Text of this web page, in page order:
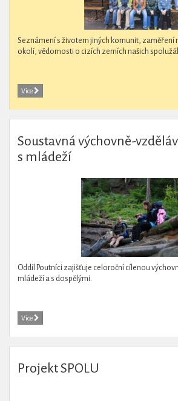
Seznámení s životem jiných komunit, zaměření
okolí, vědomosti o cizích zemích našich
Více
Soustavná výchovně-
s mládeží
Oddíl Poutníci zajišťuje celoroční cílenou
mládeží a s dospělými.
Více
Projekt SPOLU